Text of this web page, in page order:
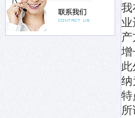
我
增
纳
特